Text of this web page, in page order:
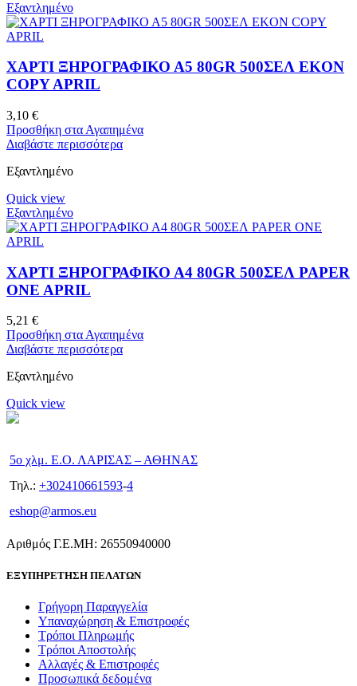
Εξαντλημένο
ΧΑΡΤΙ ΞΗΡΟΓΡΑΦΙΚΟ Α5 80GR 500ΣΕΛ EKON
COPY APRIL
3,10 €
Προσθήκη στα Αγαπημένα
Διαβάστε περισσότερα
Εξαντλημένο
Quick view
Εξαντλημένο
ΧΑΡΤΙ ΞΗΡΟΓΡΑΦΙΚΟ Α4 80GR 500ΣΕΛ PAPER
ONE APRIL
5,21 €
Προσθήκη στα Αγαπημένα
Διαβάστε περισσότερα
Εξαντλημένο
Quick view
5ο χλμ. Ε.Ο. ΛΑΡΙΣΑΣ – ΑΘΗΝΑΣ
Τηλ.: +302410661593-4
eshop@armos.eu
Αριθμός Γ.Ε.ΜΗ: 26550940000
ΕΞΥΠΗΡΕΤΗΣΗ ΠΕΛΑΤΩΝ
Γρήγορη Παραγγελία
Υπαναχώρηση & Επιστροφές
Τρόποι Πληρωμής
Τρόποι Αποστολής
Αλλαγές & Επιστροφές
Προσωπικά δεδομένα